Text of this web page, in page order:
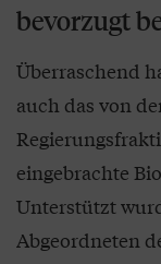
bevorzugt
Überraschend
auch das von
eingebrachte
Unterstützt
Abgeordneten